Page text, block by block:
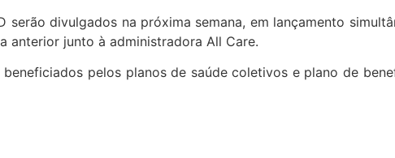
divulgados na próxima semana, em lançamento
anterior junto à administradora All Care.
pelos planos de saúde coletivos e plano de